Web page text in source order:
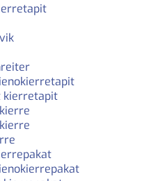
kierretapit